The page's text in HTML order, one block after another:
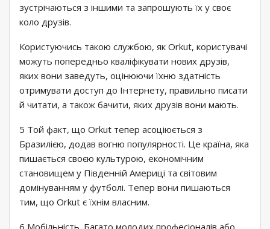
зустрічаються з іншими та запрошують їх у своє
коло друзів.
Користуючись такою службою, як Orkut, користувачі
можуть попередньо кваліфікувати нових друзів,
яких вони заведуть, оцінюючи їхню здатність
отримувати доступ до Інтернету, правильно писати
й читати, а також бачити, яких друзів вони мають.
5 Той факт, що Orkut тепер асоціюється з
Бразилією, додав вогню популярності. Це країна, яка
пишається своєю культурою, економічним
становищем у Південній Америці та світовим
домінуванням у футболі. Тепер вони пишаються
тим, що Orkut є їхнім власним.
6 Мобільність. Багато молодих професіоналів або